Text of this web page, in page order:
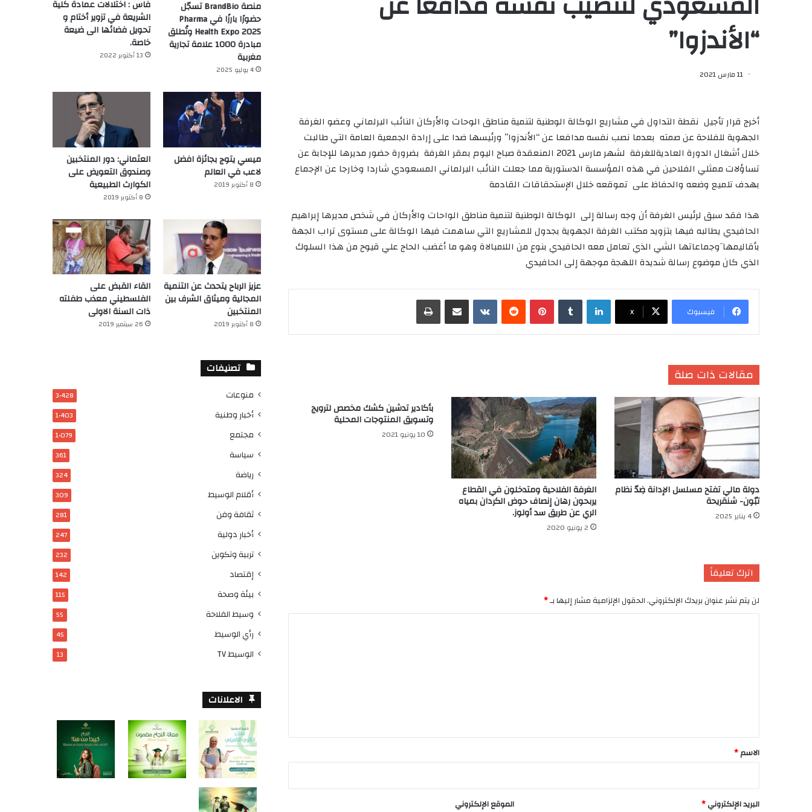
“الأندزوا”
11 مارس 2021
أخرج قرار تأجيل نقطة التداول في مشاريع الوكالة الوطنية لتنمية مناطق الوحات والأركان النائب البرلماني وعضو الغرفة
الجهوية للفلاحة عن صمته بعدما نصب نفسه مدافعا عن “الأندزوا” ورئيسها ضدا على إرادة الجمعية العامة التي طالبت
خلال أشغال الدورة العاديةللغرفة لشهر مارس 2021 المنعقدة صباح اليوم بمقر الغرفة بضرورة حضور مديرها للإجابة عن
تساؤلات ممثلي الفلاحين في هذه المؤسسة الدستورية مما جعلت النائب البرلماني المسعودي شاردا وخارجا عن الإجماع
بهدف تلميع وضعه والحفاظ على تموقعه خلال الإستحقاقات القادمة
هذا فقد سبق لرئيس الغرفة أن وجه رسالة إلى الوكالة الوطنية لتنمية مناطق الواحات والأركان في شخص مديرها إبراهيم
الحافيدي يطالبه فيها بتزويد مكتب الغرفة الجهوية بجدول للمشاريع التي ساهمت فيها الوكالة على مستوى تراب الجهة
بأقاليمها َوجماعاتها الشي الذي تعامل معه الحافيدي بنوع من اللامبالاة وهو ما أغضب الحاج علي قيوح من هذا السلوك
الذي كان موضوع رسالة شديدة اللهجة موجهة إلى الحافيدي
فيسبوك X
لينكدإن بينتيريست
مقالات ذات صلة
دولة مالي تفتح مسلسل الإدانة ضِدّ نظام
تبّون- شنقريحة
4 يناير 2025
الغرفة الفلاحية ومتدخلون في القطاع
يربحون رهان إنصاف حوض الكردان بمياه
الري عن طريق سد أولوز.
2 يونيو 2020
بأكادير تدشين كشك مخصص لترويج
وتسويق المنتوجات المحلية
10 يونيو 2021
اترك تعليقاً
لن يتم نشر عنوان بريدك الإلكتروني.الحقول الإلزامية مشار إليها بـ*
*
الاسم*
البريد الإلكتروني* الموقع الإلكتروني
منصة BrandBio تسجّل
حضورًا بارزًا في Pharma
Health Expo 2025 وتُطلق
مبادرة 1000 علامة تجارية
مغربية
4 يوليو 2025
فاس : اختلالات عمادة كلية
الشريعة في تزوير أختام و
تحويل فضائها الى ضيعة
خاصة.
13 أكتوبر 2022
ميسي يتوج بجائزة افضل
لاعب في العالم‎
8 أكتوبر 2019
العثماني: دور المنتخبين
وصندوق التعويض على
الكوارث الطبيعية
8 أكتوبر 2019
عزيز الرباح يتحدث عن التنمية
المجالية وميثاق الشرف بين
المنتخبين
8 أكتوبر 2019
القاء القبض على
الفلسطيني معذب طفلته
ذات السنة الاولى
26 سبتمبر 2019
تصنيفات
منوعات 3٬428
أخبار وطنية 1٬403
مجتمع 1٬079
سياسة 361
رياضة 324
أقلام الوسيط 309
ثقافة وفن 281
أخبار دولية 247
تربية وتكوين 232
إقتصاد 142
بيئة وصحة 115
وسيط الفلاحة 55
رأي الوسيط 45
الوسيط TV 13
الاعلانات